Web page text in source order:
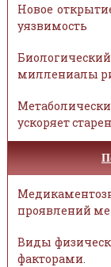
Новое
уязвимость
миллениалы
ускоряет
проявлений ме
Виды
факторами.